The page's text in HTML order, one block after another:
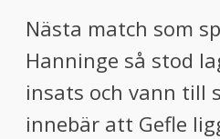
Nästa match som
Hanninge så stod
insats och vann till
innebär att Gefle